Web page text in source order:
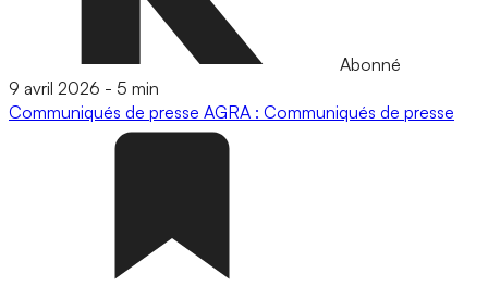
Abonné
9 avril 2026 - 5 min
Communiqués de presse AGRA : Communiqués de presse